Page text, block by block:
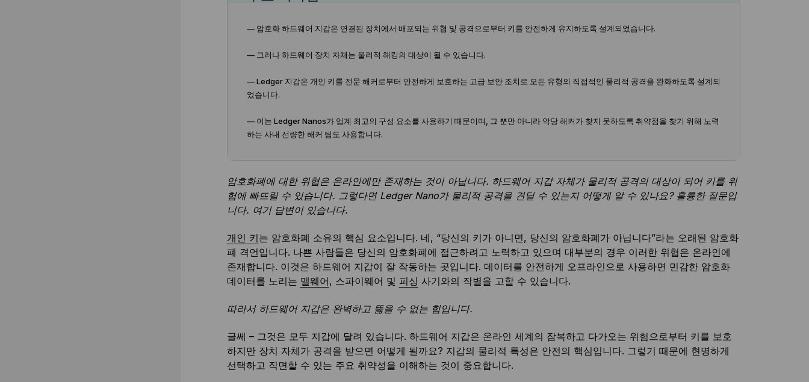
— 암호화 하드웨어 지갑은 연결된 장치에서 배포되는 위협 및 공격으로부터 키를 안전하게 유지하도록 설계되었습니다.
— 그러나 하드웨어 장치 자체는 물리적 해킹의 대상이 될 수 있습니다.
— Ledger 지갑은 개인 키를 전문 해커로부터 안전하게 보호하는 고급 보안 조치로 모든 유형의 직접적인 물리적 공격을 완화하도록 설계되
었습니다.
— 이는 Ledger Nanos가 업계 최고의 구성 요소를 사용하기 때문이며, 그 뿐만 아니라 악당 해커가 찾지 못하도록 취약점을 찾기 위해 노력
하는 사내 선량한 해커 팀도 사용합니다.
암호화폐에 대한 위협은 온라인에만 존재하는 것이 아닙니다. 하드웨어 지갑 자체가 물리적 공격의 대상이 되어 키를 위
험에 빠뜨릴 수 있습니다. 그렇다면 Ledger Nano가 물리적 공격을 견딜 수 있는지 어떻게 알 수 있나요? 훌륭한 질문입
니다. 여기 답변이 있습니다.
개인 키는 암호화폐 소유의 핵심 요소입니다. 네, “당신의 키가 아니면, 당신의 암호화폐가 아닙니다”라는 오래된 암호화
폐 격언입니다. 나쁜 사람들은 당신의 암호화폐에 접근하려고 노력하고 있으며 대부분의 경우 이러한 위협은 온라인에
존재합니다. 이것은 하드웨어 지갑이 잘 작동하는 곳입니다. 데이터를 안전하게 오프라인으로 사용하면 민감한 암호화
데이터를 노리는 맬웨어, 스파이웨어 및 피싱 사기와의 작별을 고할 수 있습니다.
따라서 하드웨어 지갑은 완벽하고 뚫을 수 없는 힘입니다.
글쎄 – 그것은 모두 지갑에 달려 있습니다. 하드웨어 지갑은 온라인 세계의 잠복하고 다가오는 위험으로부터 키를 보호
하지만 장치 자체가 공격을 받으면 어떻게 될까요? 지갑의 물리적 특성은 안전의 핵심입니다. 그렇기 때문에 현명하게
선택하고 직면할 수 있는 주요 취약성을 이해하는 것이 중요합니다.